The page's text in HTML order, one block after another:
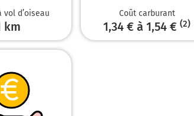
et continuer sur 170
vol d’oiseau
km
Coût carburant
1,34 € à 1,54 € (2)